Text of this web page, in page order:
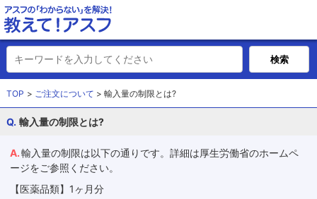
TOP ご注文について 輸入量の制限とは?
輸入量の制限とは?
輸入量の制限は以下の通りです。詳細は厚生労働省のホームペ
ージをご参照ください。
【医薬品類】1ヶ月分